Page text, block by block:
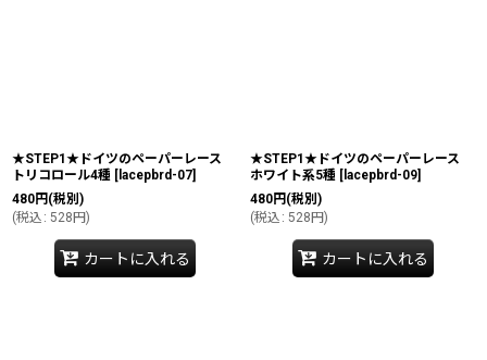
★STEP1★ドイツのペーパーレース
トリコロール4種 [ lacepbrd-07]
480円 (税別)
(税込 : 528円)
カートに入れる
★STEP1★ドイツのペーパーレース
ホワイト系5種 [ lacepbrd-09]
480円 (税別)
(税込 : 528円)
カートに入れる